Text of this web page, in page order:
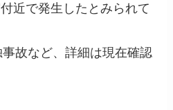
近で発生したとみられて
故など、詳細は現在確認